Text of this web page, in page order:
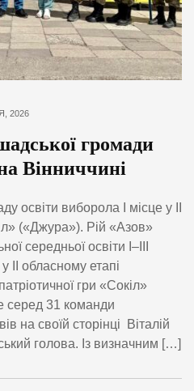
2026
громади
Вінниччині
освіти виборола І місце у ІІ
(«Джура»). Рій «Азов»
середньої освіти І–ІІІ
ІІ обласному етапі
гри «Сокіл»
серед 31 команди
на своїй сторінці Віталій
голова. Із визначним […]